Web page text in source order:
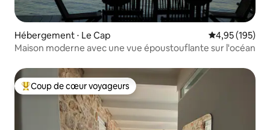
Hébergement ⋅ Le Cap Évaluation
4,95 (195)
Maison moderne avec une vue époustouflante sur l'océan
Coups de cœur voyageurs les plus appréciés
Coup de cœur voyageurs